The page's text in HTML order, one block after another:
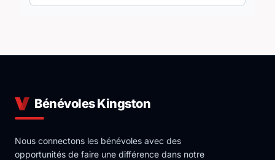
Bénévoles Kingston
Nous connectons les bénévoles avec des
opportunités de faire une différence dans notre